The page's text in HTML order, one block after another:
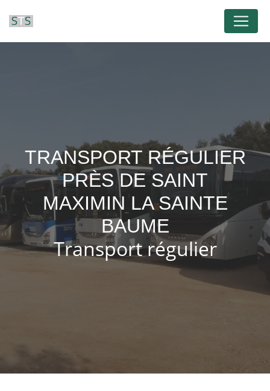
TRANSPORT RÉGULIER
PRÈS DE SAINT
MAXIMIN LA SAINTE
BAUME
Transport régulier